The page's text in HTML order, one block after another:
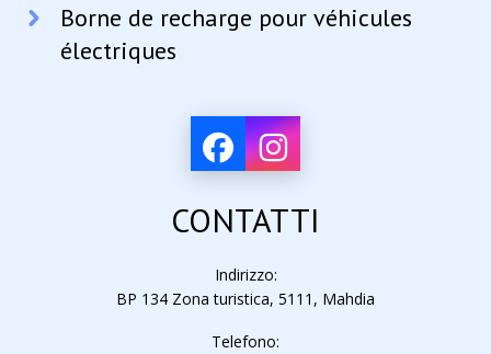
Borne de recharge pour véhicules
électriques
CONTATTI
Indirizzo:
BP 134 Zona turistica, 5111, Mahdia
Telefono: